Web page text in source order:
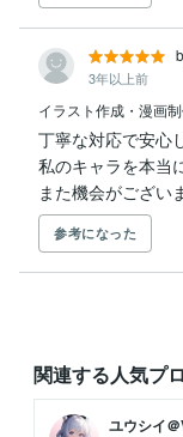
3年以上前
イラスト作成・漫画
丁寧な対応で安心
私のキャラを本当
また機会がござい
参考になった
関連する人気プ
ユウシイ